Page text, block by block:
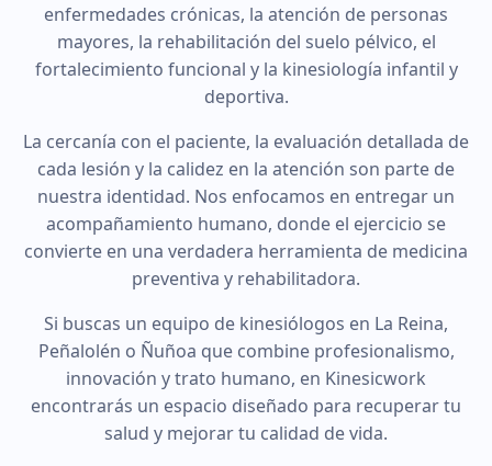
enfermedades crónicas, la atención de personas
mayores, la rehabilitación del suelo pélvico, el
fortalecimiento funcional y la kinesiología infantil y
deportiva.
La cercanía con el paciente, la evaluación detallada de
cada lesión y la calidez en la atención son parte de
nuestra identidad. Nos enfocamos en entregar un
acompañamiento humano, donde el ejercicio se
convierte en una verdadera herramienta de medicina
preventiva y rehabilitadora.
Si buscas un equipo de kinesiólogos en La Reina,
Peñalolén o Ñuñoa que combine profesionalismo,
innovación y trato humano, en Kinesicwork
encontrarás un espacio diseñado para recuperar tu
salud y mejorar tu calidad de vida.